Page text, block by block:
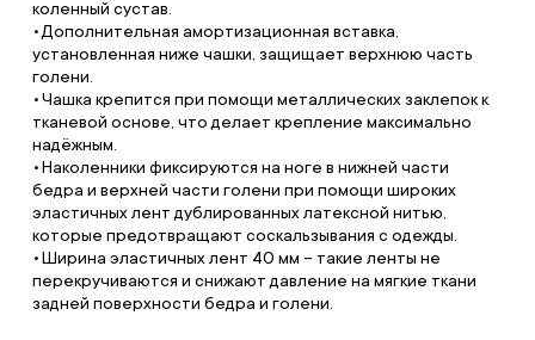
коленный сустав.
Дополнительная амортизационная вставка,
установленная ниже чашки, защищает верхнюю часть
голени.
Чашка крепится при помощи металлических заклепок к
тканевой основе, что делает крепление максимально
надёжным.
Наколенники фиксируются на ноге в нижней части
бедра и верхней части голени при помощи широких
эластичных лент дублированных латексной нитью,
которые предотвращают соскальзывания с одежды.
Ширина эластичных лент 40 мм – такие ленты не
перекручиваются и снижают давление на мягкие ткани
задней поверхности бедра и голени.